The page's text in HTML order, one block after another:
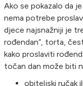
Ako se pokazalo da
nema potrebe
djece najsnažniji je
rođendan“, torta,
kako proslaviti
točan dan može biti
obiteljski ručak